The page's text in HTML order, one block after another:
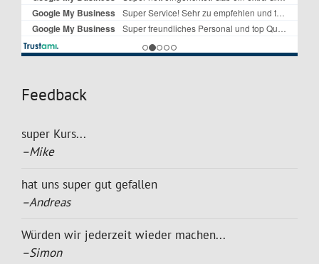
Feedback
super Kurs...
–Mike
hat uns super gut gefallen
–Andreas
Würden wir jederzeit wieder machen...
–Simon